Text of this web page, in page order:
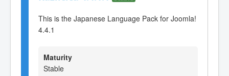
This is the Japanese Language Pack for Joomla!
4.4.1
Maturity
Stable